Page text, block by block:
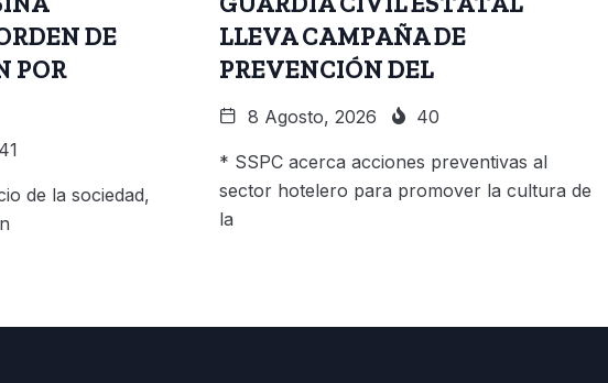
DE
POR
41
de la sociedad,
LLEVA CAMPAÑA DE
PREVENCIÓN DEL
8 Agosto, 2026 40
* SSPC acerca acciones preventivas al
sector hotelero para promover la cultura de
la